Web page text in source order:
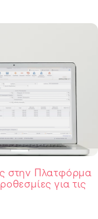
στην Πλατφόρμα
για τις